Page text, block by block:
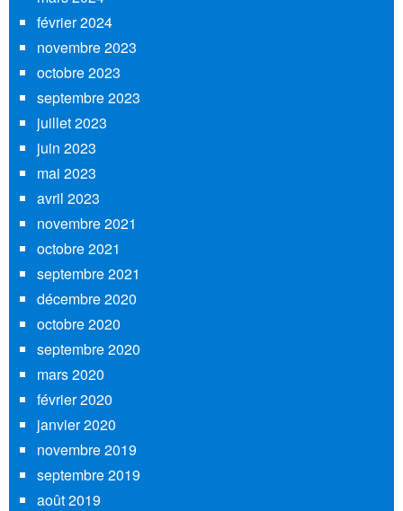
février 2024
novembre 2023
octobre 2023
septembre 2023
juillet 2023
juin 2023
mai 2023
avril 2023
novembre 2021
octobre 2021
septembre 2021
décembre 2020
octobre 2020
septembre 2020
mars 2020
février 2020
janvier 2020
novembre 2019
septembre 2019
août 2019